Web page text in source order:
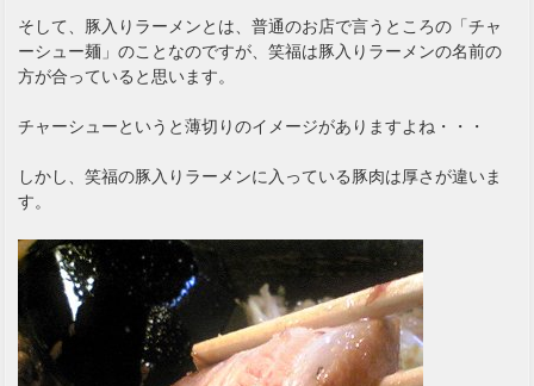
そして、豚入りラーメンとは、普通のお店で言うところの「チャ
ーシュー麺」のことなのですが、笑福は豚入りラーメンの名前の
方が合っていると思います。
チャーシューというと薄切りのイメージがありますよね・・・
しかし、笑福の豚入りラーメンに入っている豚肉は厚さが違いま
す。